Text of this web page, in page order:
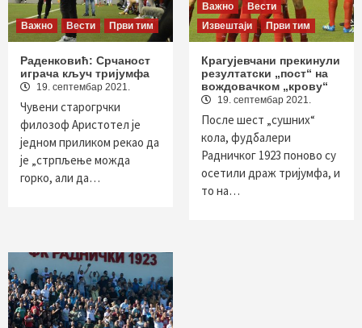
Важно Вести Први тим
Раденковић: Срчаност
играча кључ тријумфа
19. септембар 2021.
Чувени старогрчки
филозоф Аристотел је
једном приликом рекао да
је „стрпљење можда
горко, али да…
Важно
Вести
Извештаји
Први тим
Крагујевчани прекинули
резултатски „пост“ на
вождовачком „крову“
19. септембар 2021.
После шест „сушних“
кола, фудбалери
Радничког 1923 поново су
осетили драж тријумфа, и
то на…